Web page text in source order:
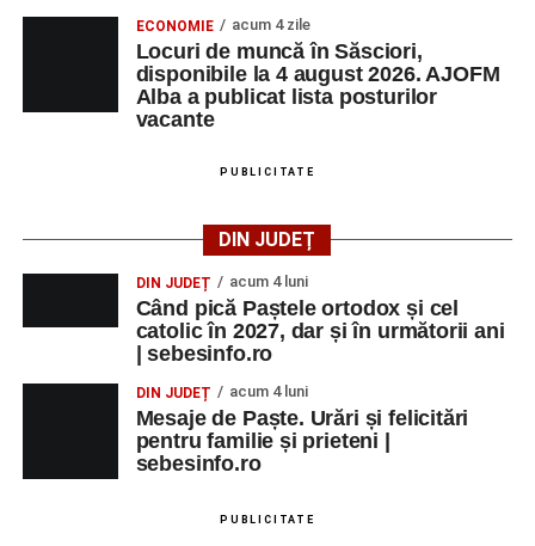
ECONOMIE acum 4 zile
Locuri de muncă în Săsciori,
disponibile la 4 august 2026. AJOFM
Alba a publicat lista posturilor
vacante
PUBLICITATE
DIN JUDEȚ
DIN JUDEȚ acum 4 luni
Când pică Paștele ortodox și cel
catolic în 2027, dar și în următorii ani
| sebesinfo.ro
DIN JUDEȚ acum 4 luni
Mesaje de Paște. Urări și felicitări
pentru familie și prieteni |
sebesinfo.ro
PUBLICITATE